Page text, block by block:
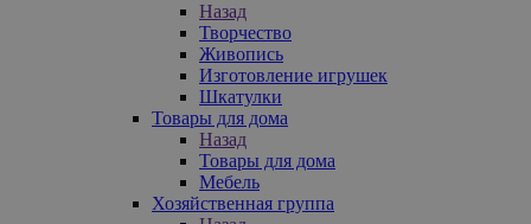
Назад
Творчество
Живопись
Изготовление игрушек
Шкатулки
Товары для дома
Назад
Товары для дома
Мебель
Хозяйственная группа